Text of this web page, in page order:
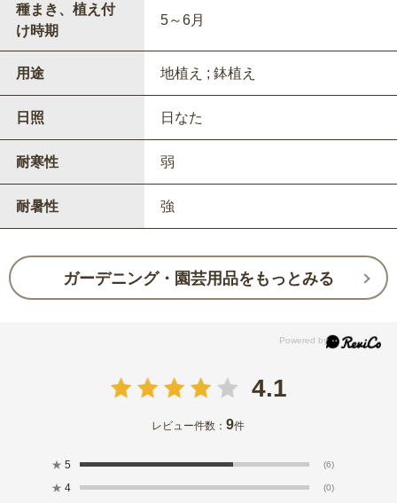
種まき、植え付
け時期
5～6月
用途 地植え ; 鉢植え
日照 日なた
耐寒性 弱
耐暑性 強
ガーデニング・園芸用品をもっとみる
4.1
レビュー件数：9件
★ 5 (6)
★ 4 (0)